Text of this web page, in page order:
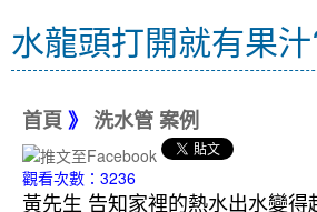
水龍頭打開就有果
首頁 》 洗水管 案例
觀看次數：3236
黃先生 告知家裡的熱水出水變